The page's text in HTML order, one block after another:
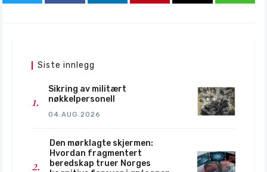
Siste innlegg
Sikring av militært
nøkkelpersonell
04.AUG.2026
Den mørklagte skjermen:
Hvordan fragmentert
beredskap truer Norges